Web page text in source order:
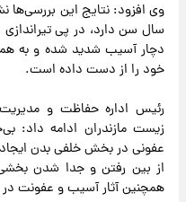
سال سن دارد، در پی
دچار آسیب شدید شده و به
خود را از دست داده است.
رئیس اداره حفاظت و
زیست مازندران ادامه داد:
عفونی در بخش خلفی بدن
از بین رفتن و جدا شدن
همچنین آثار آسیب و عفونت